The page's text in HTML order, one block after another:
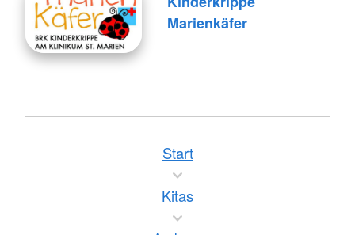
Marienkäfer
Start
Kitas